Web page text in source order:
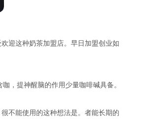
迎这种奶茶加盟店。早日加盟创业如
，提神醒脑的作用少量咖啡碱具备。
不能使用的这种想法是。者能长期的